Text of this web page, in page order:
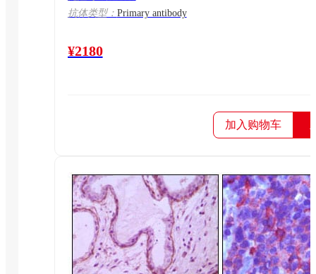
抗体类型： Primary antibody
¥2180
加入购物车